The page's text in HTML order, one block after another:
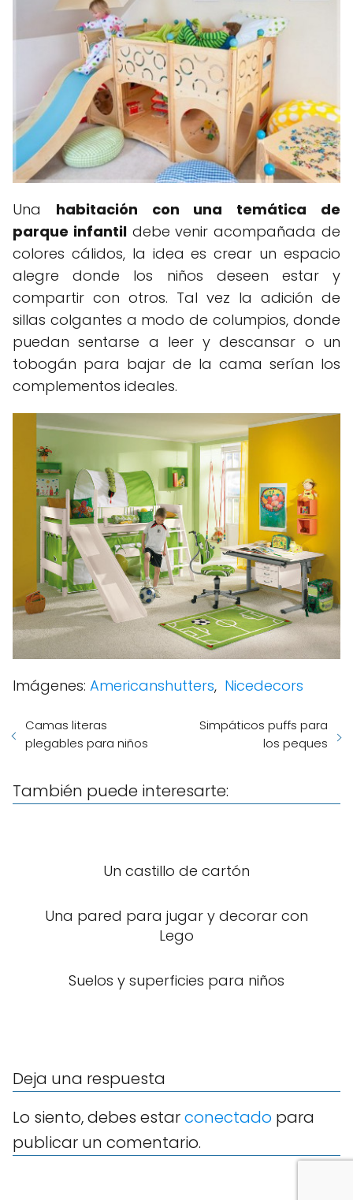
Una habitación con una temática de
parque infantildebe venir acompañada de
colores cálidos, la idea es crear un espacio
alegre donde los niños deseen estar y
compartir con otros. Tal vez la adición de
sillas colgantes a modo de columpios, donde
puedan sentarse a leer y descansar o un
tobogán para bajar de la cama serían los
complementos ideales.
Imágenes: Americanshutters, Nicedecors
Camas literas
plegables para niños
Simpáticos puffs para
los peques
También puede interesarte:
Un castillo de cartón
Una pared para jugar y decorar con
Lego
Suelos y superficies para niños
Deja una respuesta
Lo siento, debes estarconectado para
publicar un comentario.